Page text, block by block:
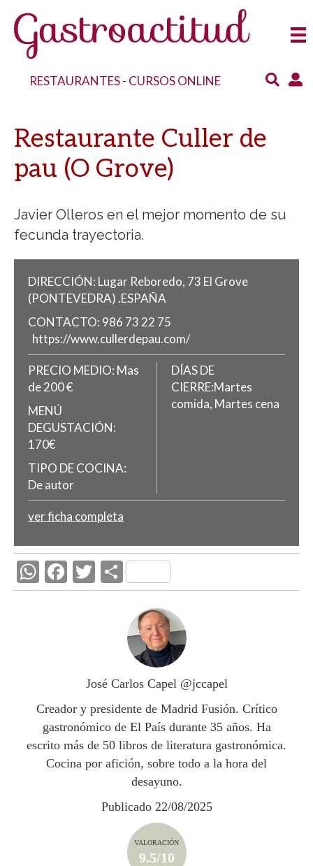
RESTAURANTES- CURSOS ONLINE
Restaurante Culler de
pau (O Grove)
Javier Olleros en el mejor momento de su
fecunda trayectoria.
DIRECCIÓN: Lugar Reboredo, 73 El Grove
(PONTEVEDRA) .ESPAÑA
CONTACTO: 986 73 22 75
https://www.cullerdepau.com/
PRECIO MEDIO: Mas
de 200 €
MENÚ
DEGUSTACIÓN:
170€
TIPO DE COCINA:
De autor
DÍAS DE
CIERRE:Martes
comida, Martes cena
ver ficha completa
W
h
p
F
ac
k
T
w
C
o
m
p
ar
ti
r
José Carlos Capel @jccapel
Creador y presidente de Madrid Fusión. Crítico
gastronómico de El País durante 35 años. Ha
escrito más de 50 libros de literatura gastronómica.
Cocina por afición, sobre todo a la hora del
desayuno.
Publicado 22/08/2025
VALORACIÓN
9.5/10